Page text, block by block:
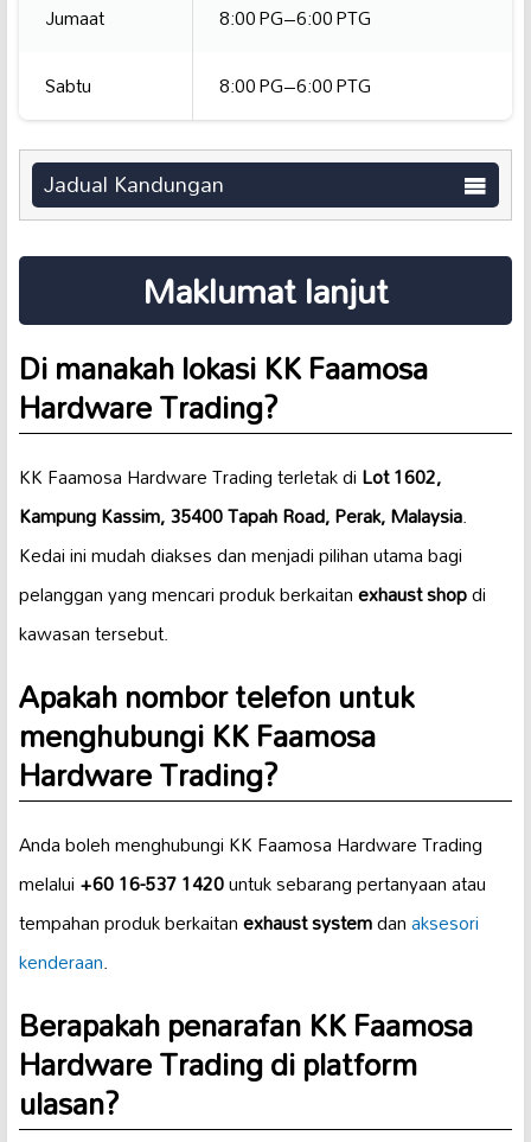
Jumaat
8:00 PG–6:00 PTG
Sabtu
8:00 PG–6:00 PTG
Jadual Kandungan
Maklumat lanjut
Di manakah lokasi KK Faamosa
Hardware Trading?
KK Faamosa Hardware Trading terletak diLot 1602,
Kampung Kassim, 35400 Tapah Road, Perak, Malaysia.
Kedai ini mudah diakses dan menjadi pilihan utama bagi
pelanggan yang mencari produk berkaitanexhaust shopdi
kawasan tersebut.
Apakah nombor telefon untuk
menghubungi KK Faamosa
Hardware Trading?
Anda boleh menghubungi KK Faamosa Hardware Trading
melalui+60 16-537 1420untuk sebarang pertanyaan atau
tempahan produk berkaitanexhaust systemdanaksesori
kenderaan.
Berapakah penarafan KK Faamosa
Hardware Trading di platform
ulasan?